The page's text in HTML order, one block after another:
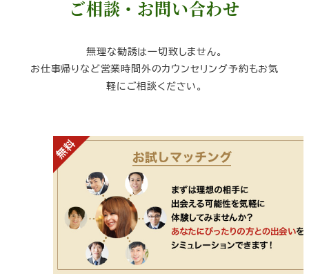
ご相談・お問い合わせ
無理な勧誘は一切致しません。
お仕事帰りなど営業時間外のカウンセリング予約もお気
軽にご相談ください。